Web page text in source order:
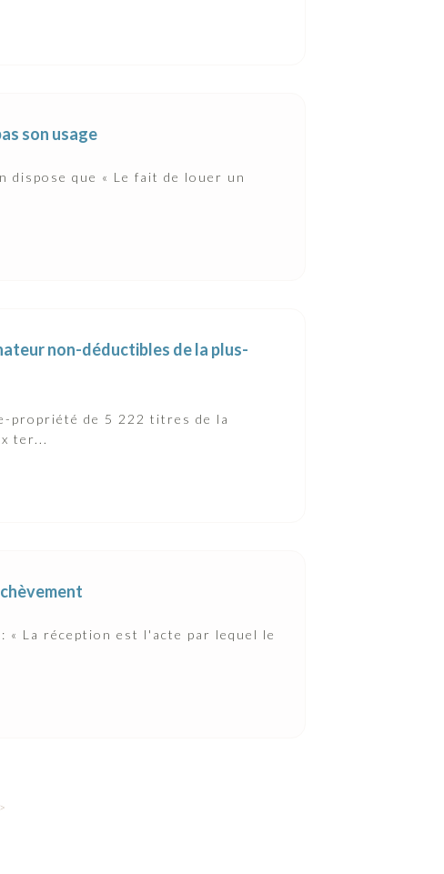
son usage
dispose que « Le fait de louer un
non-déductibles de la plus-
propriété de 5 222 titres de la
ter...
« La réception est l'acte par lequel le